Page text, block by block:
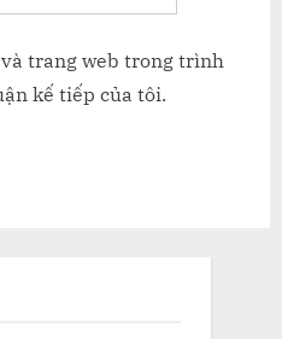
trang web trong trình
kế tiếp của tôi.